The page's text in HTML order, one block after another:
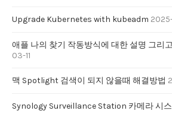
Upgrade Kubernetes with kubeadm
애플 나의 찾기 작동방식에 대한 설명 그리
03-11
맥 Spotlight 검색이 되지 않을때 해결방법
Synology Surveillance Station 카메라 시